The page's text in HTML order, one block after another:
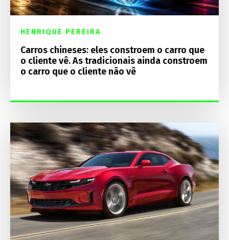
HENRIQUE PEREIRA
Carros chineses: eles constroem o carro que
o cliente vê. As tradicionais ainda constroem
o carro que o cliente não vê